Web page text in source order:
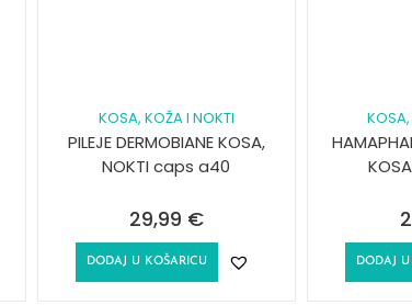
KOSA, KOŽA I NOKTI
PILEJE DERMOBIANE KOSA,
NOKTI caps a40
29,99 €
DODAJ U KOŠARICU DODAJ